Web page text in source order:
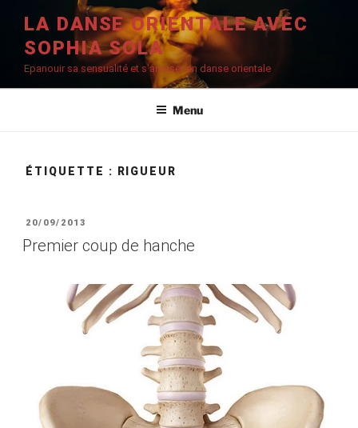
contenu
principal
LA DANSE ORIENTALE AVEC
SOPHIA SOLA
Epanouir sa sensualité et s'amuser en danse orientale
Menu
ÉTIQUETTE : RIGUEUR
PUBLIÉ
LE
20/09/2013
Premier coup de hanche